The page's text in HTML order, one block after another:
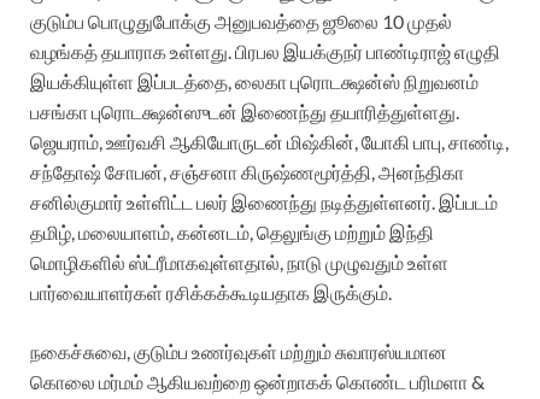
குடும்ப பொழுதுபோக்கு அனுபவத்தை ஜூலை 10 முதல்
வழங்கத் தயாராக உள்ளது. பிரபல இயக்குநர் பாண்டிராஜ் எழுதி
இயக்கியுள்ள இப்படத்தை, லைகா புரொடக்ஷன்ஸ் நிறுவனம்
பசங்கா புரொடக்ஷன்ஸுடன் இணைந்து தயாரித்துள்ளது.
ஜெயராம், ஊர்வசி ஆகியோருடன் மிஷ்கின், யோகி பாபு, சாண்டி,
சந்தோஷ் சோபன், சஞ்சனா கிருஷ்ணமூர்த்தி, அனந்திகா
சனில்குமார் உள்ளிட்ட பலர் இணைந்து நடித்துள்ளனர். இப்படம்
தமிழ், மலையாளம், கன்னடம், தெலுங்கு மற்றும் இந்தி
மொழிகளில் ஸ்ட்ரீமாகவுள்ளதால், நாடு முழுவதும் உள்ள
பார்வையாளர்கள் ரசிக்கக்கூடியதாக இருக்கும்.
நகைச்சுவை, குடும்ப உணர்வுகள் மற்றும் சுவாரஸ்யமான
கொலை மர்மம் ஆகியவற்றை ஒன்றாகக் கொண்ட பரிமளா &